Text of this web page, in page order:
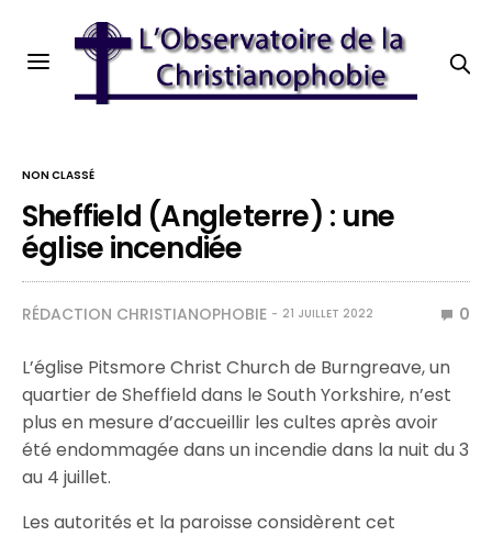
NON CLASSÉ
Sheffield (Angleterre) : une
église incendiée
RÉDACTION CHRISTIANOPHOBIE 21 JUILLET 2022 0
L’église Pitsmore Christ Church de Burngreave, un
quartier de Sheffield dans le South Yorkshire, n’est
plus en mesure d’accueillir les cultes après avoir
été endommagée dans un incendie dans la nuit du 3
au 4 juillet.
Les autorités et la paroisse considèrent cet